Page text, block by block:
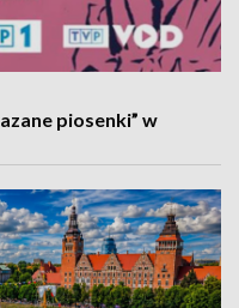
piosenki” w